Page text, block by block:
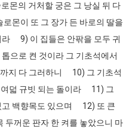
몬의 거처할 궁은 그 낭실 뒤 다
몬이 또 그 장가 든 바로의 딸을
라 9) 이 집들은 안팎을 모두 귀
으로 켠 것이라 그 기초석에서
지 다 그러하니 10) 그 기초석
여덟 규빗 되는 돌이라 11) 그
고 백향목도 있으며 12) 또 큰
두꺼운 판자 한 켜를 놓았으니 마